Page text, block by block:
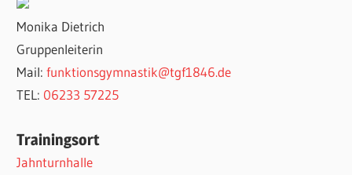
Monika Dietrich
Gruppenleiterin
Mail:funktionsgymnastik@tgf1846.de
TEL: 06233 57225
Trainingsort
Jahnturnhalle